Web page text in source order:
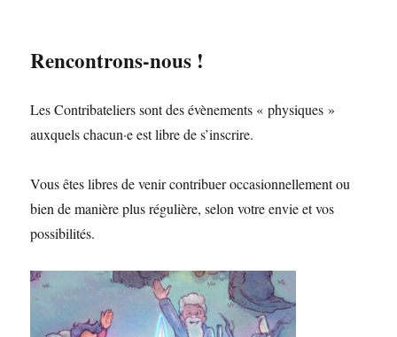
Rencontrons-nous !
Les Contribateliers sont des évènements « physiques »
auxquels chacun·e est libre de s’inscrire.
Vous êtes libres de venir contribuer occasionnellement ou
bien de manière plus régulière, selon votre envie et vos
possibilités.